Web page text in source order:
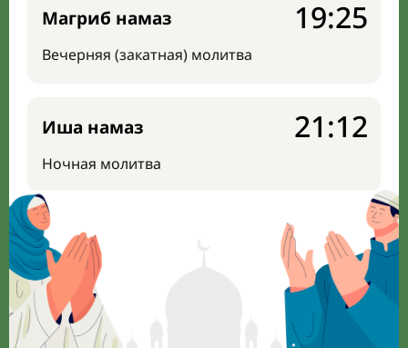
Магриб намаз
Вечерняя (закатная) молитва
19:25
Иша намаз
Ночная молитва
21:12